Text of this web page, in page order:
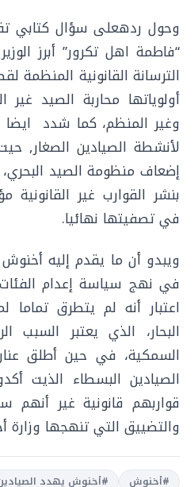
وحول ردهعلى سؤال كتابي
“فاطمة اهل تكرور” أبرز
الترسانة القانونية المنظمة
أولوياتها محاربة الصيد
وغير المنظم، كما شدد
لأنشطة الصيادين الصغار,
إضعاف منظومة الصيد
بنشر القوارب غير
في تصفيتها نهائيا.
ويبدو أن ما يقدم إليه أخنوش
في نهج سياسة إعدام
اعتبار أنه لم يتطرق
البحار، الذي يعتبر السبب
السمكية، في حين أطلق
الصيادين البسطاء الذيت
قواربهم قانونية غير
والتضييق التي تنهجها
#أخنوش #أخنوش يهدد